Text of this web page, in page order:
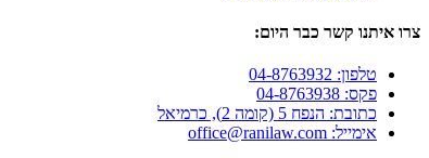
צרו איתנו קשר כבר היום:
טלפון: 04-8763932
פקס: 04-8763938
כתובת: הנפח 5 (קומה 2), כרמיאל
אימייל: office@ranilaw.com